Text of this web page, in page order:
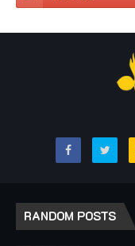
RANDOM POSTS